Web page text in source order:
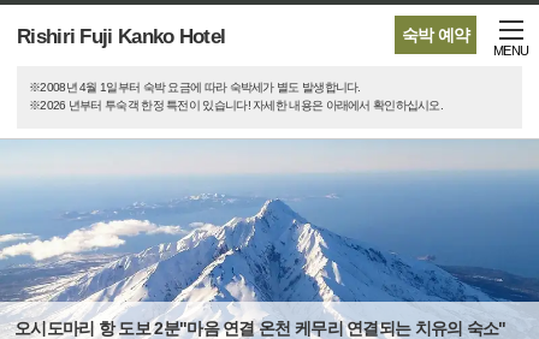
숙박 예약
Rishiri Fuji Kanko Hotel
MENU
※2008년 4월 1일부터 숙박 요금에 따라 숙박세가 별도 발생합니다.
※2026 년부터 투숙객 한정 특전이 있습니다! 자세한 내용은 아래에서 확인하십시오.
오시도마리 항 도보 2분"마음 연결 온천 케무리 연결되는 치유의 숙소"